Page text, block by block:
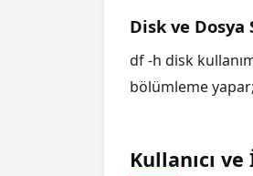
Disk ve Dosya
df -h disk
bölümleme
Kullanıcı